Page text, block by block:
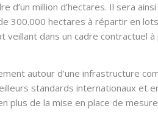
d’un million d’hectares. Il sera
300.000 hectares à répartir en
veillant dans un cadre contractuel
autour d’une infrastructure
standards internationaux et
plus de la mise en place de